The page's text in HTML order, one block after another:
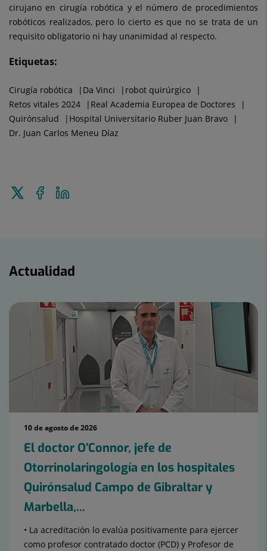
cirujano en cirugía robótica y el número de procedimientos
robóticos realizados, pero lo cierto es que no se trata de un
requisito obligatorio ni hay unanimidad al respecto.
Etiquetas:
Cirugía robótica Da Vinci
robot quirúrgico
Retos vitales 2024
Real Academia Europea de Doctores
Quirónsalud
Hospital Universitario Ruber Juan Bravo
Dr. Juan Carlos Meneu Díaz
Enviar
Compartir
en
Actualidad
10 de agosto de 2026
El doctor O’Connor, jefe de
Otorrinolaringología en los hospitales
Quirónsalud Campo de Gibraltar y
Marbella,...
• La acreditación lo evalúa positivamente para ejercer
como profesor contratado doctor (PCD) y Profesor de